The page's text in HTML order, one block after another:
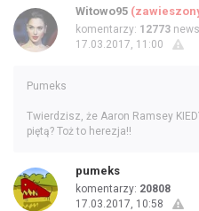
Witowo95
komentarzy: 12773
17.03.2017, 11:00
Pumeks
Twierdzisz, że Aaron Ramsey
piętą? Toż to herezja!!
pumeks
komentarzy: 20808
17.03.2017, 10:58